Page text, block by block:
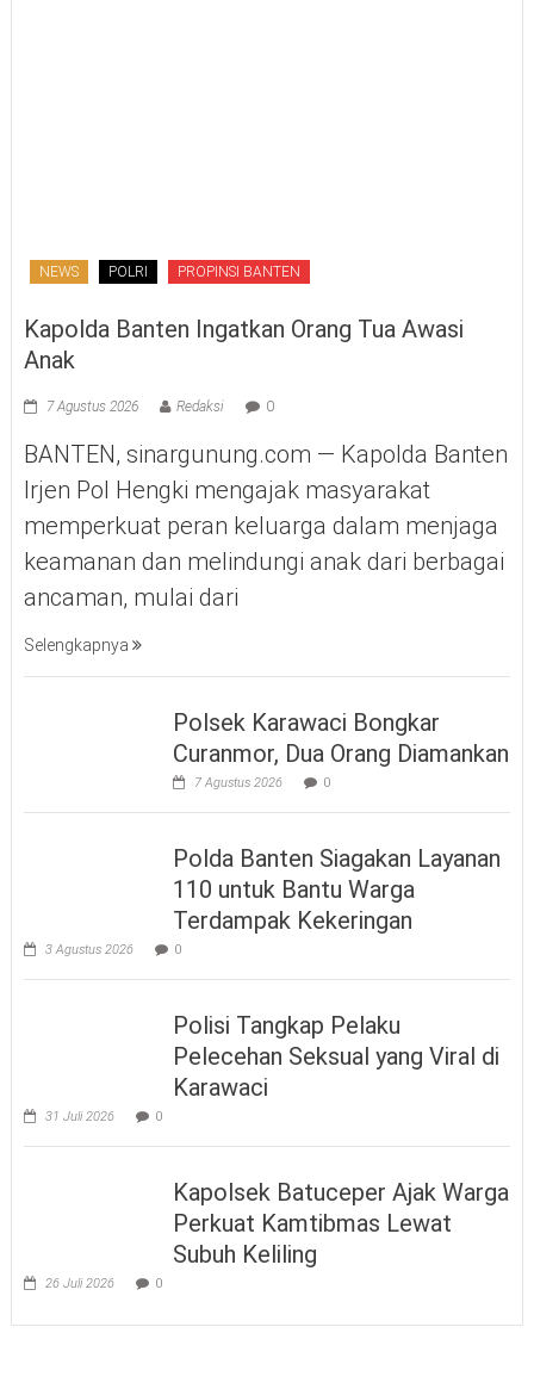
NEWS POLRI PROPINSI BANTEN
Kapolda Banten Ingatkan Orang Tua Awasi
Anak
7 Agustus 2026 Redaksi 0
BANTEN, sinargunung.com — Kapolda Banten
Irjen Pol Hengki mengajak masyarakat
memperkuat peran keluarga dalam menjaga
keamanan dan melindungi anak dari berbagai
ancaman, mulai dari
Selengkapnya
Polsek Karawaci Bongkar
Curanmor, Dua Orang Diamankan
7 Agustus 2026 0
Polda Banten Siagakan Layanan
110 untuk Bantu Warga
Terdampak Kekeringan
3 Agustus 2026 0
Polisi Tangkap Pelaku
Pelecehan Seksual yang Viral di
Karawaci
31 Juli 2026 0
Kapolsek Batuceper Ajak Warga
Perkuat Kamtibmas Lewat
Subuh Keliling
26 Juli 2026 0